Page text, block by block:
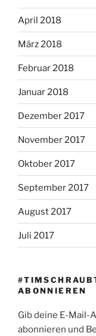
April 2018
März 2018
Februar 2018
Januar 2018
Dezember 2017
November 2017
Oktober 2017
September 2017
August 2017
Juli 2017
ABONNIEREN
Gib deine E-Mail-
abonnieren und